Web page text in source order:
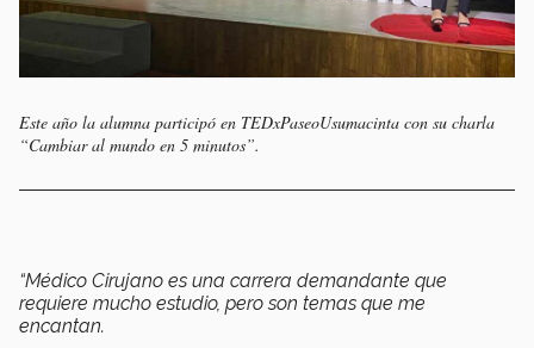
Este año la alumna participó en TEDxPaseoUsumacinta con su charla
“Cambiar al mundo en 5 minutos”.
“Médico Cirujano es una carrera demandante que
requiere mucho estudio, pero son temas que me
encantan.